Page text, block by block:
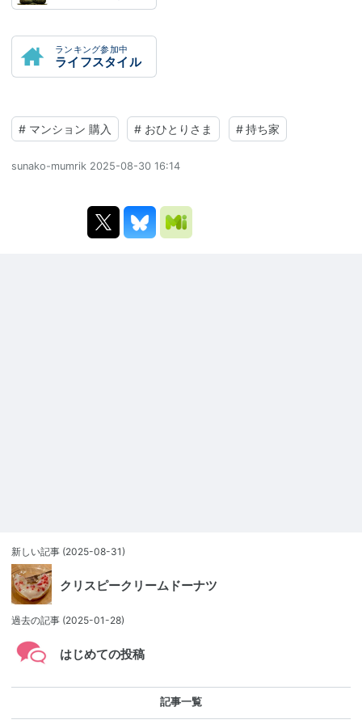
ランキング参加中
ライフスタイル
# マンション 購入 # おひとりさま # 持ち家
sunako-mumrik 2025-08-30 16:14
新しい記事 (2025-08-31)
クリスピークリームドーナツ
過去の記事 (2025-01-28)
はじめての投稿
記事一覧